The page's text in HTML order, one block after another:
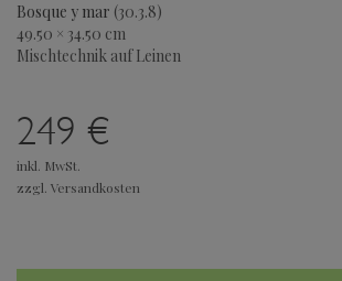
Bosque y mar (30.3.8)
49.50 × 34.50 cm
Mischtechnik auf Leinen
249 €
inkl. MwSt.
zzgl. Versandkosten